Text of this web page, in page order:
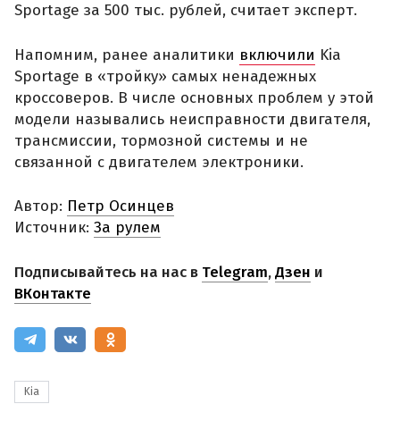
Sportage за 500 тыс. рублей, считает эксперт.
Напомним, ранее аналитики включили Kia
Sportage в «тройку» самых ненадежных
кроссоверов. В числе основных проблем у этой
модели назывались неисправности двигателя,
трансмиссии, тормозной системы и не
связанной с двигателем электроники.
Автор: Петр Осинцев
Источник: За рулем
Подписывайтесь на нас в Telegram,Дзен и
ВКонтакте
Kia